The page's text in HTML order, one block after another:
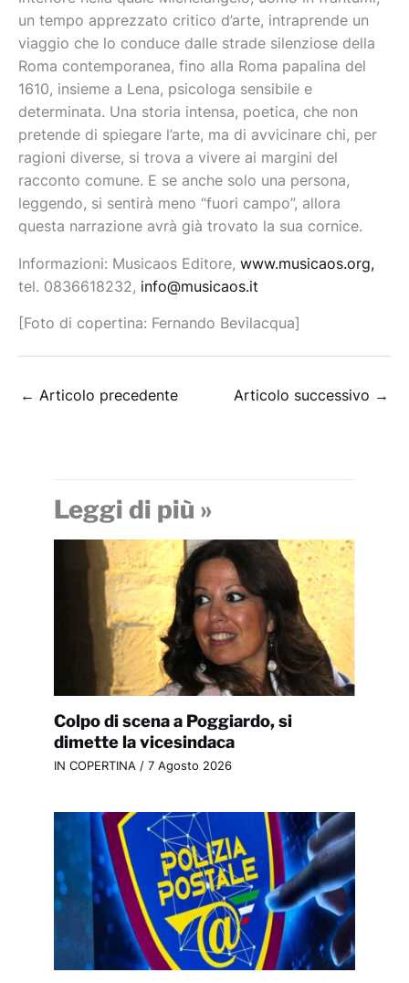
un tempo apprezzato critico d’arte, intraprende un
viaggio che lo conduce dalle strade silenziose della
Roma contemporanea, fino alla Roma papalina del
1610, insieme a Lena, psicologa sensibile e
determinata. Una storia intensa, poetica, che non
pretende di spiegare l’arte, ma di avvicinare chi, per
ragioni diverse, si trova a vivere ai margini del
racconto comune. E se anche solo una persona,
leggendo, si sentirà meno “fuori campo”, allora
questa narrazione avrà già trovato la sua cornice.
Informazioni: Musicaos Editore, www.musicaos.org,
tel. 0836618232, info@musicaos.it
[Foto di copertina: Fernando Bevilacqua]
← Articolo precedente Articolo successivo →
Leggi di più »
Colpo di scena a Poggiardo, si
dimette la vicesindaca
IN COPERTINA/ 7 Agosto 2026